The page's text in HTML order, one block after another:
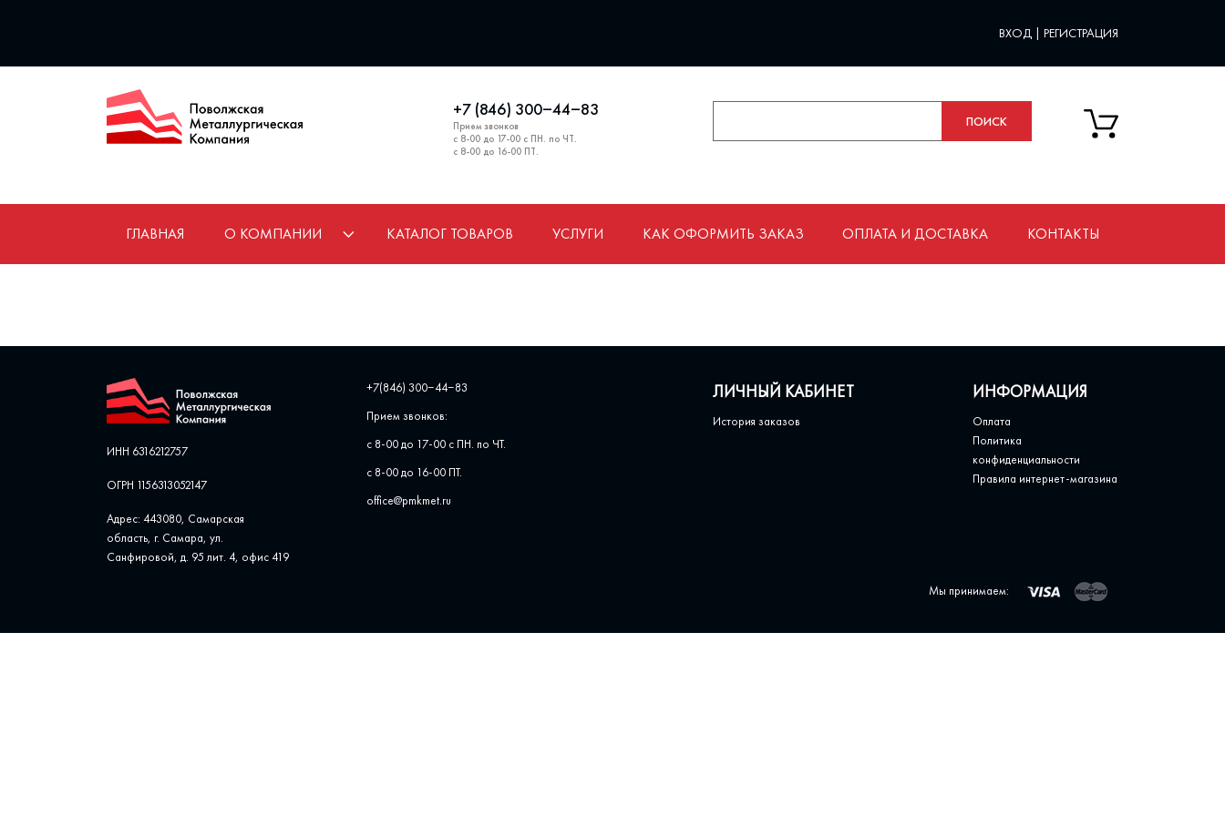
ВХОД | РЕГИСТРАЦИЯ
+7 (846) 300‒44‒83
Прием звонков
с 8-00 до 17-00 с ПН. по ЧТ.
с 8-00 до 16-00 ПТ.
ГЛАВНАЯ О КОМПАНИИ КАТАЛОГ ТОВАРОВ УСЛУГИ КАК ОФОРМИТЬ ЗАКАЗ ОПЛАТА И ДОСТАВКА КОНТАКТЫ
ИНН 6316212757
ОГРН 1156313052147
Адрес: 443080, Самарская
область, г. Самара, ул. ​
Санфировой, д. 95 лит. 4, офис ​419
+7(846) 300‒44‒83
Прием звонков:
с 8-00 до 17-00 с ПН. по ЧТ.
с 8-00 до 16-00 ПТ.
office@pmkmet.ru
ЛИЧНЫЙ КАБИНЕТ
История заказов
ИНФОРМАЦИЯ
Оплата
Политика
конфиденциальности
Правила интернет-магазина
Мы принимаем: